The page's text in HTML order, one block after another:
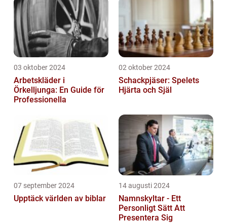
03 oktober 2024
Arbetskläder i
Örkelljunga: En Guide för
Professionella
02 oktober 2024
Schackpjäser: Spelets
Hjärta och Själ
07 september 2024
Upptäck världen av biblar
14 augusti 2024
Namnskyltar - Ett
Personligt Sätt Att
Presentera Sig